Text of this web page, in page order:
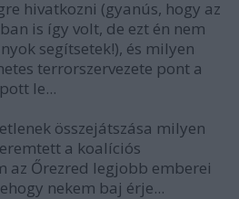
hivatkozni (gyanús, hogy az
is így volt, de ezt én nem
segítsetek!), és milyen
terrorszervezete pont a
le...
összejátszása milyen
a koalíciós
az Őrezred legjobb emberei
nekem baj érje...